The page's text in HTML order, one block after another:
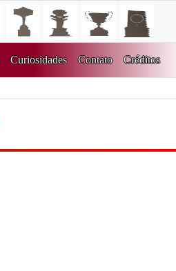
Curiosidades Contato Créditos